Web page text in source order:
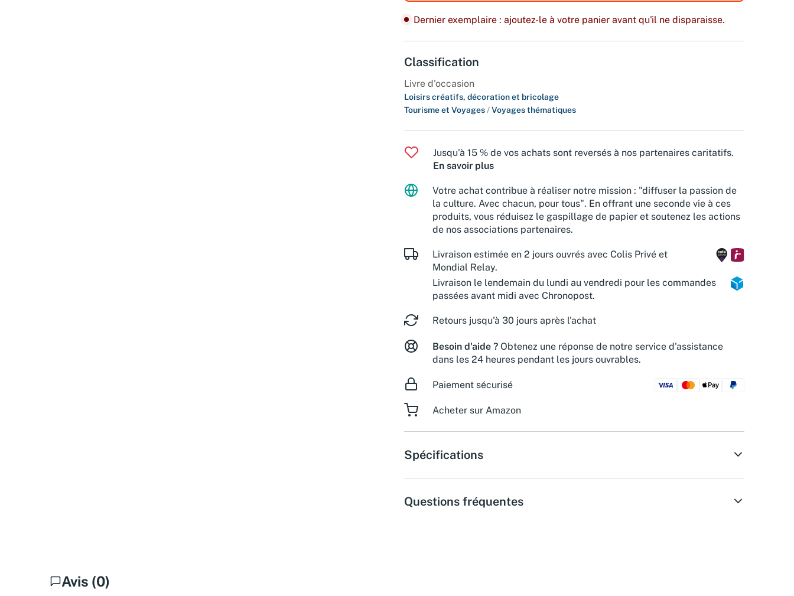
Dernier exemplaire : ajoutez-le à votre panier avant qu'il ne disparaisse.
Classification
Livre d'occasion
Loisirs créatifs, décoration et bricolage
Tourisme et Voyages /Voyages thématiques
Jusqu'à 15 % de vos achats sont reversés à nos partenaires caritatifs.
En savoir plus
Votre achat contribue à réaliser notre mission : "diffuser la passion de
la culture. Avec chacun, pour tous". En offrant une seconde vie à ces
produits, vous réduisez le gaspillage de papier et soutenez les actions
de nos associations partenaires.
Livraison estimée en 2 jours ouvrés avec Colis Privé et
Mondial Relay.
Livraison le lendemain du lundi au vendredi pour les commandes
passées avant midi avec Chronopost.
Retours jusqu'à 30 jours après l'achat
Besoin d'aide ? Obtenez une réponse de notre service d'assistance
dans les 24 heures pendant les jours ouvrables.
Paiement sécurisé
Acheter sur Amazon
Spécifications
Questions fréquentes
Avis (0)